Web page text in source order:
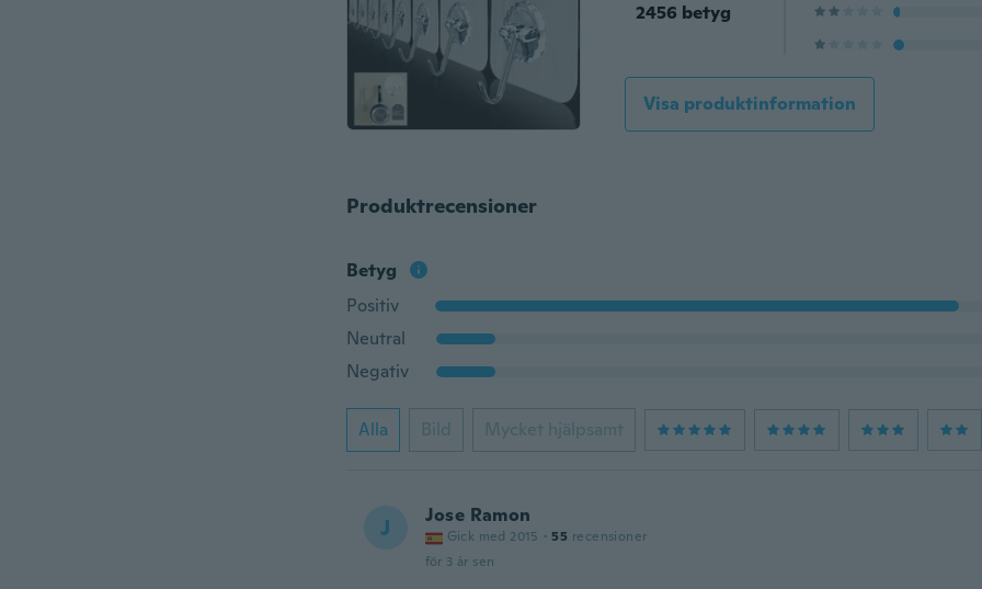
2456 betyg
Visa produktinformation
Produktrecensioner
Betyg
Positiv
Neutral
Negativ
Alla Bild Mycket hjälpsamt
J Jose Ramon
Gick med 2015 · 55 recensioner
för 3 år sen